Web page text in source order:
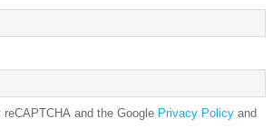
and the Google Privacy Policy and